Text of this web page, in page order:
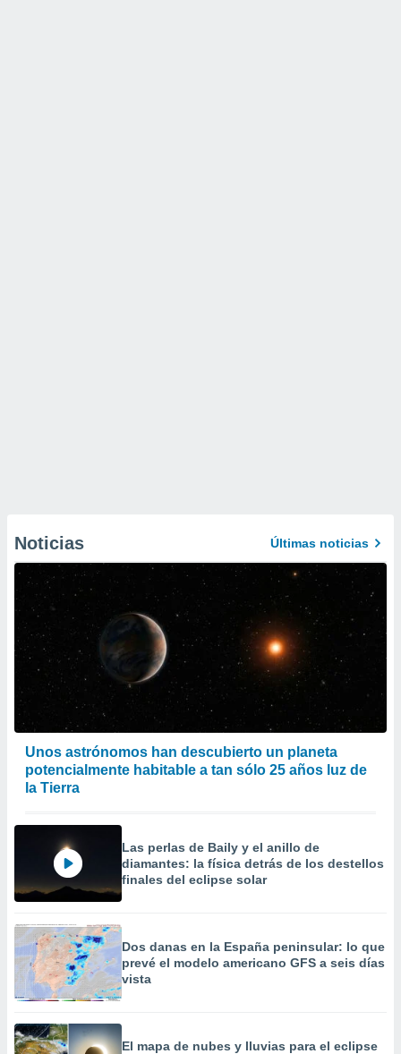
Noticias Últimas noticias
Unos astrónomos han descubierto un planeta
potencialmente habitable a tan sólo 25 años luz de
la Tierra
Las perlas de Baily y el anillo de
diamantes: la física detrás de los destellos
finales del eclipse solar
Dos danas en la España peninsular: lo que
prevé el modelo americano GFS a seis días
vista
​El mapa de nubes y lluvias para el eclipse